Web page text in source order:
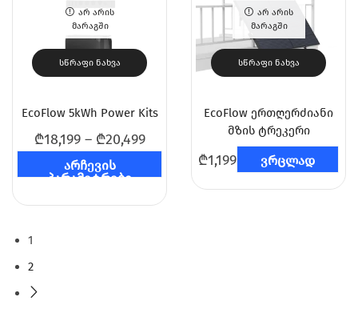
ᲐᲠ ᲐᲠᲘᲡ
ᲛᲐᲠᲐᲒᲨᲘ
ᲡᲬᲠᲐᲤᲘ ᲜᲐᲮᲕᲐ
EcoFlow 5kWh Power Kits
₾18,199 – ₾20,499
არჩევის
პარამეტრები
ᲐᲠ ᲐᲠᲘᲡ
ᲛᲐᲠᲐᲒᲨᲘ
ᲡᲬᲠᲐᲤᲘ ᲜᲐᲮᲕᲐ
EcoFlow ერთღერძიანი
მზის ტრეკერი
₾1,199 ვრცლად
1
2